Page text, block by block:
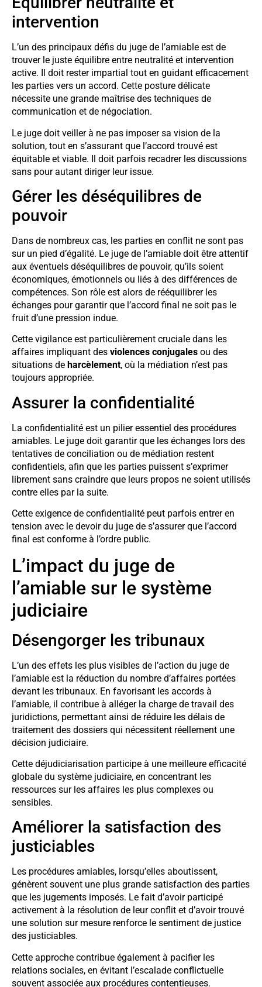
intervention
L’un des principaux défis du juge de l’amiable est de
trouver le juste équilibre entre neutralité et intervention
active. Il doit rester impartial tout en guidant efficacement
les parties vers un accord. Cette posture délicate
nécessite une grande maîtrise des techniques de
communication et de négociation.
Le juge doit veiller à ne pas imposer sa vision de la
solution, tout en s’assurant que l’accord trouvé est
équitable et viable. Il doit parfois recadrer les discussions
sans pour autant diriger leur issue.
Gérer les déséquilibres de
pouvoir
Dans de nombreux cas, les parties en conflit ne sont pas
sur un pied d’égalité. Le juge de l’amiable doit être attentif
aux éventuels déséquilibres de pouvoir, qu’ils soient
économiques, émotionnels ou liés à des différences de
compétences. Son rôle est alors de rééquilibrer les
échanges pour garantir que l’accord final ne soit pas le
fruit d’une pression indue.
Cette vigilance est particulièrement cruciale dans les
affaires impliquant des violences conjugales ou des
situations de harcèlement, où la médiation n’est pas
toujours appropriée.
Assurer la confidentialité
La confidentialité est un pilier essentiel des procédures
amiables. Le juge doit garantir que les échanges lors des
tentatives de conciliation ou de médiation restent
confidentiels, afin que les parties puissent s’exprimer
librement sans craindre que leurs propos ne soient utilisés
contre elles par la suite.
Cette exigence de confidentialité peut parfois entrer en
tension avec le devoir du juge de s’assurer que l’accord
final est conforme à l’ordre public.
L’impact du juge de
l’amiable sur le système
judiciaire
Désengorger les tribunaux
L’un des effets les plus visibles de l’action du juge de
l’amiable est la réduction du nombre d’affaires portées
devant les tribunaux. En favorisant les accords à
l’amiable, il contribue à alléger la charge de travail des
juridictions, permettant ainsi de réduire les délais de
traitement des dossiers qui nécessitent réellement une
décision judiciaire.
Cette déjudiciarisation participe à une meilleure efficacité
globale du système judiciaire, en concentrant les
ressources sur les affaires les plus complexes ou
sensibles.
Améliorer la satisfaction des
justiciables
Les procédures amiables, lorsqu’elles aboutissent,
génèrent souvent une plus grande satisfaction des parties
que les jugements imposés. Le fait d’avoir participé
activement à la résolution de leur conflit et d’avoir trouvé
une solution sur mesure renforce le sentiment de justice
des justiciables.
Cette approche contribue également à pacifier les
relations sociales, en évitant l’escalade conflictuelle
souvent associée aux procédures contentieuses.